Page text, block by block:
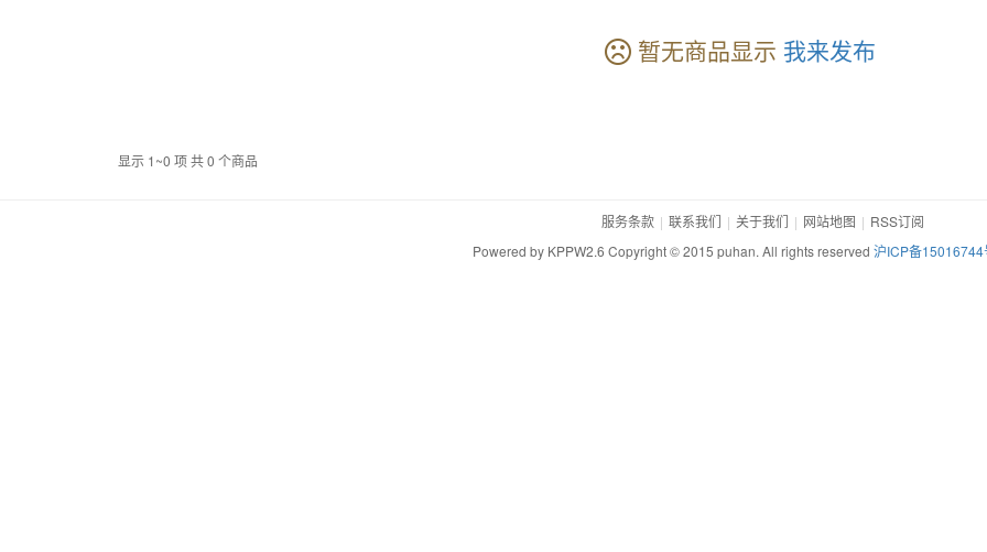
暂无商品显示 我来发布
显示 1~0 项 共 0 个商品
服务条款 联系我们 关于我们 网站地图
RSS订阅
Powered by KPPW2.6 Copyright © 2015 puhan. All rights reserved 沪ICP备15016744